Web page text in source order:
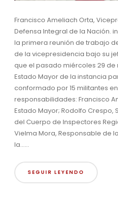
Francisco Ameliach Orta,
Defensa Integral de la Nación.
la primera reunión de trabajo
de la vicepresidencia bajo su
que el pasado miércoles 29 de
Estado Mayor de la instancia
conformado por 15 militantes
responsabilidades: Francisco
Estado Mayor; Rodolfo Crespo,
del Cuerpo de Inspectores
Vielma Mora, Responsable de
la......
SEGUIR LEYENDO